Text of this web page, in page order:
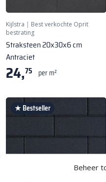
Beheer
Kijlstra
Best verkochte Oprit
bestrating
Straksteen 20x30x6 cm
Antraciet
24,75 per m²
★ Bestseller